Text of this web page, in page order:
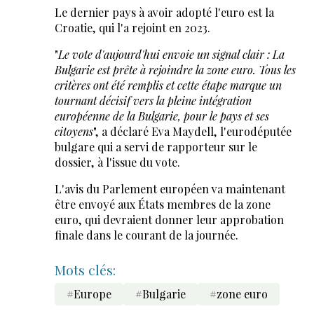
Le dernier pays à avoir adopté l'euro est la
Croatie, qui l'a rejoint en 2023.
"Le vote d'aujourd'hui envoie un signal clair : La
Bulgarie est prête à rejoindre la zone euro. Tous les
critères ont été remplis et cette étape marque un
tournant décisif vers la pleine intégration
européenne de la Bulgarie, pour le pays et ses
citoyens", a déclaré Eva Maydell, l'eurodéputée
bulgare qui a servi de rapporteur sur le
dossier, à l'issue du vote.
L'avis du Parlement européen va maintenant
être envoyé aux États membres de la zone
euro, qui devraient donner leur approbation
finale dans le courant de la journée.
Mots clés:
#Europe #Bulgarie #zone euro